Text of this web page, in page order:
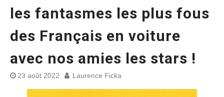
les fantasmes les plus fous
des Français en voiture
avec nos amies les stars !
23 août 2022 Laurence Ficka